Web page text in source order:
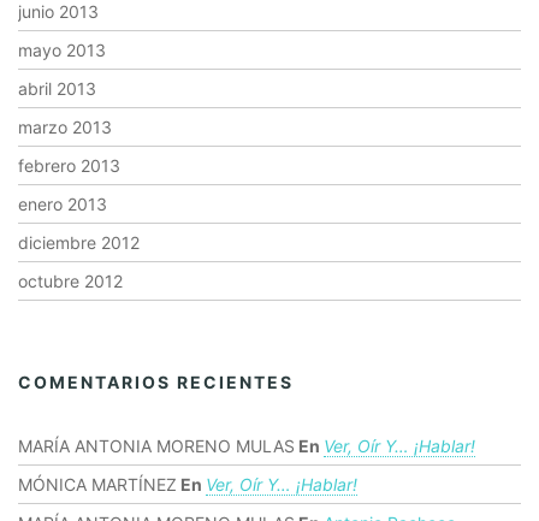
junio 2013
mayo 2013
abril 2013
marzo 2013
febrero 2013
enero 2013
diciembre 2012
octubre 2012
COMENTARIOS RECIENTES
MARÍA ANTONIA MORENO MULAS En Ver, Oír Y… ¡hablar!
MÓNICA MARTÍNEZ En Ver, Oír Y… ¡hablar!